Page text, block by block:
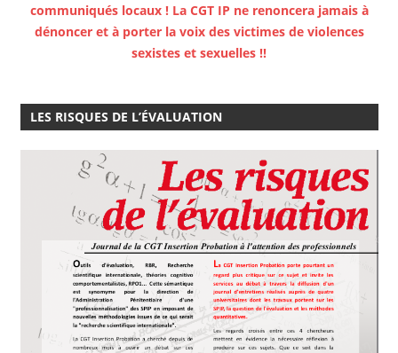
communiqués locaux ! La CGT IP ne renoncera jamais à
dénoncer et à porter la voix des victimes de violences
sexistes et sexuelles !!
LES RISQUES DE L’ÉVALUATION